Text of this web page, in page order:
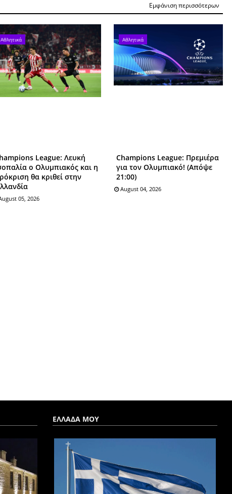
Εμφάνιση περισσότερων
Αθλητικά
League: Λευκή
ο Ολυμπιακός και η
θα κριθεί στην
05, 2026
Αθλητικά
Champions League: Πρεμιέρα
για τον Ολυμπιακό! (Απόψε
21:00)
August 04, 2026
ΕΛΛΑΔΑ ΜΟΥ